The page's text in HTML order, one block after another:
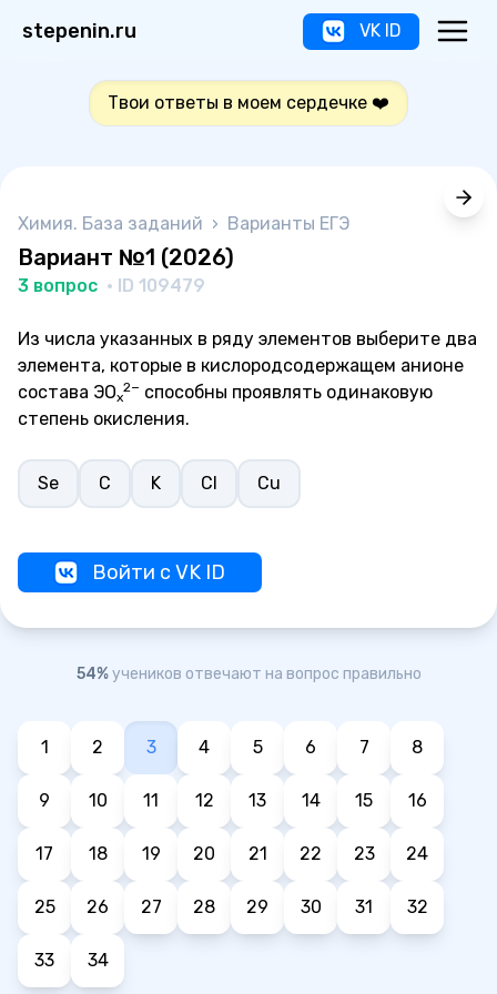
stepenin.ru VK ID
Твои ответы в моем сердечке ❤️
Химия. База заданий › Варианты ЕГЭ
Вариант №1 (2026)
3 вопрос · ID 109479
Из числа указанных в ряду элементов выберите два
элемента, которые в кислородсодержащем анионе
состава ЭОx
2− способны проявлять одинаковую
степень окисления.
Se С K Cl Cu
Войти с VK ID
54%учеников отвечают на вопрос правильно
1 2 3 4 5 6 7 8
9 10 11 12 13 14 15 16
17 18 19 20 21 22 23 24
25 26 27 28 29 30 31 32
33 34